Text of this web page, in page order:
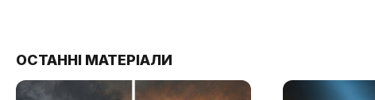
ОСТАННІ МАТЕРІАЛИ